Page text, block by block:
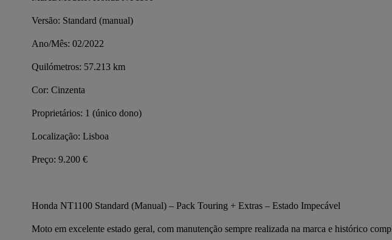
Versão: Standard (manual)
Ano/Mês: 02/2022
Quilómetros: 57.213 km
Cor: Cinzenta
Proprietários: 1 (único dono)
Localização: Lisboa
Preço: 9.200 €
Honda NT1100 Standard (Manual) – Pack Touring + Extras – Estado Impecável
Moto em excelente estado geral, com manutenção sempre realizada na marca e histórico